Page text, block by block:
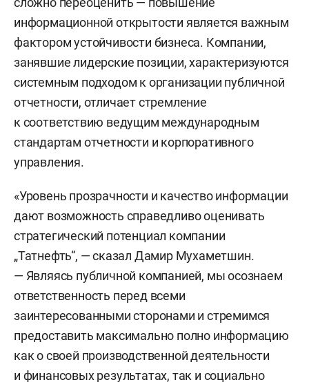
информационной открытости является важным
фактором устойчивости бизнеса. Компании,
занявшие лидерские позиции, характеризуются
системным подходом к организации публичной
отчетности, отличает стремление
к соответствию ведущим международным
стандартам отчетности и корпоративного
управления.
«Уровень прозрачности и качество информации
дают возможность справедливо оценивать
стратегический потенциал компании
„Татнефть“, — сказал Дамир Мухаметшин.
— Являясь публичной компанией, мы осознаем
ответственность перед всеми
заинтересованными сторонами и стремимся
предоставить максимально полно информацию
как о своей производственной деятельности
и финансовых результатах, так и социально